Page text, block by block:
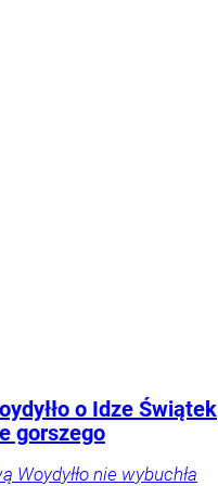
o Idze Świątek
gorszego
Woydyłło nie wybuchła